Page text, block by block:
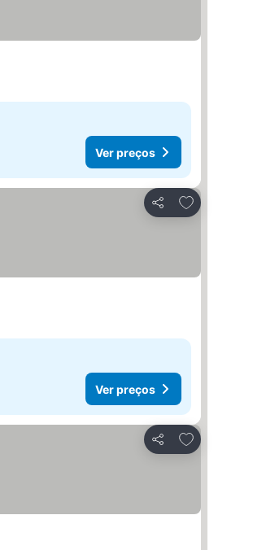
Ver preços
Partilhar
Adicionar
Ver preços
Partilhar
Adicionar